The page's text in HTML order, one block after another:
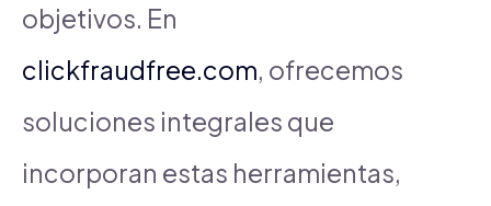
objetivos. En
clickfraudfree.com, ofrecemos
soluciones integrales que
incorporan estas herramientas,